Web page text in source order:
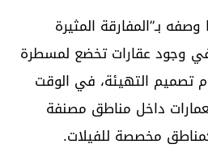
بـ”المفارقة المثيرة
في وجود عقارات تخضع لمسطرة
تصميم التهيئة، في الوقت
داخل مناطق مصنفة
مخصصة للفيلات.